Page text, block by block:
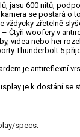
jasu 600 nitů,
kamera se postará
vždycky zřetelně
– Čtyři woofery
videa nebo her
porty Thunderbolt
je
je k dostání
specs